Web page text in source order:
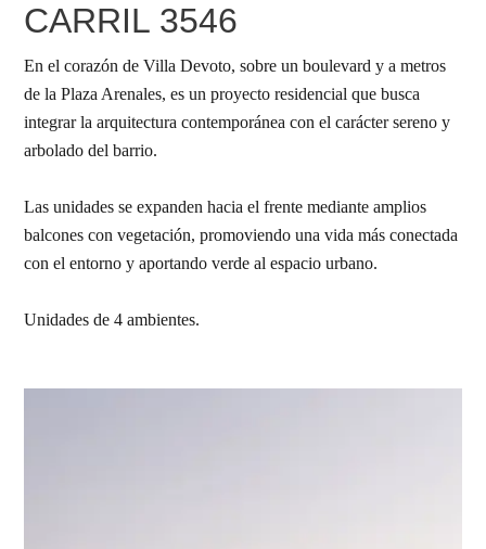
CARRIL 3546
En el corazón de Villa Devoto, sobre un boulevard y a metros
de la Plaza Arenales, es un proyecto residencial que busca
integrar la arquitectura contemporánea con el carácter sereno y
arbolado del barrio.
Las unidades se expanden hacia el frente mediante amplios
balcones con vegetación, promoviendo una vida más conectada
con el entorno y aportando verde al espacio urbano.
Unidades de 4 ambientes.